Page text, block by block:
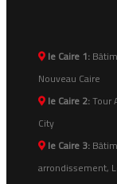
le Caire 1:
Nouveau Caire
le Caire 2:Tour
City
le Caire 3:
arrondissement,